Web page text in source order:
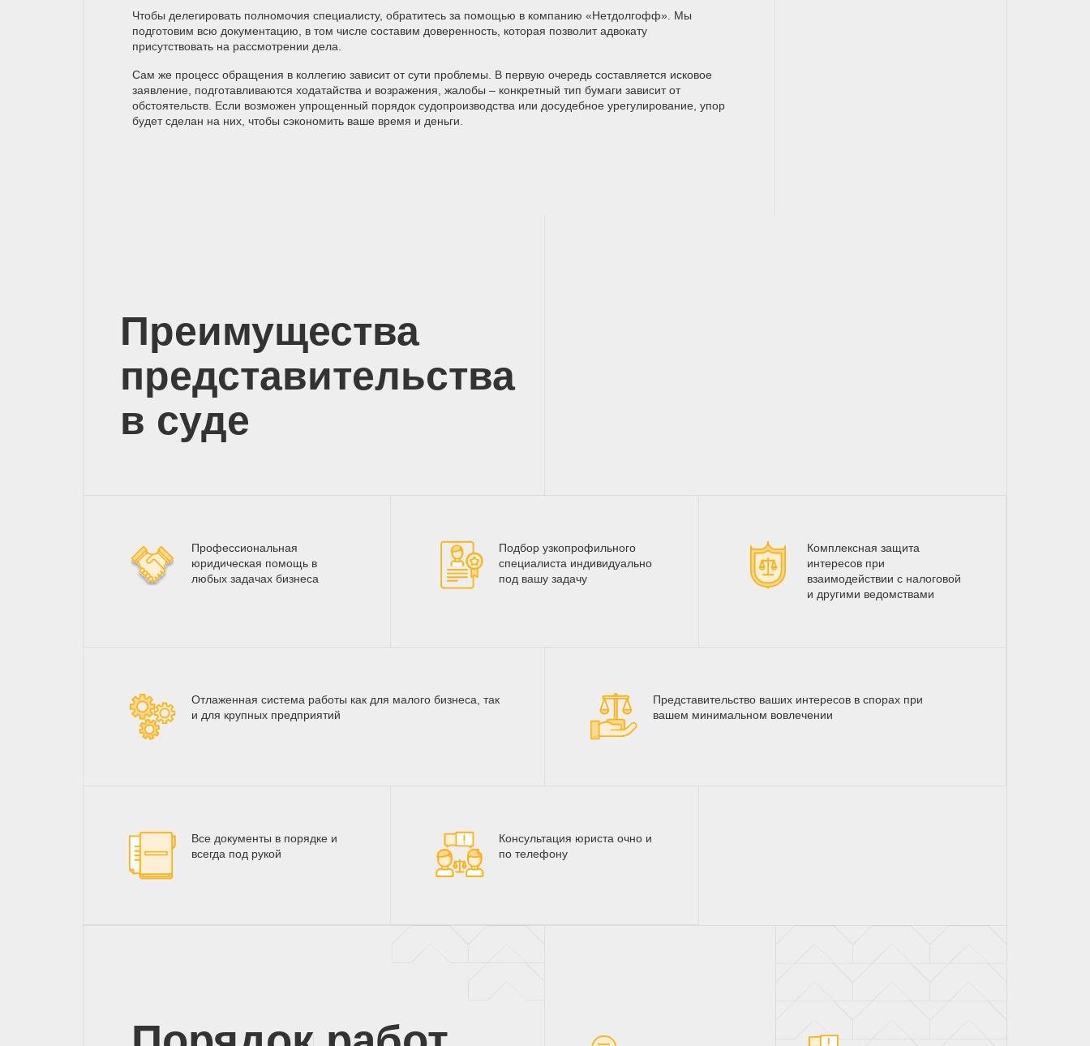
Чтобы делегировать полномочия специалисту, обратитесь за помощью в компанию «Нетдолгофф». Мы
подготовим всю документацию, в том числе составим доверенность, которая позволит адвокату
присутствовать на рассмотрении дела.
Сам же процесс обращения в коллегию зависит от сути проблемы. В первую очередь составляется исковое
заявление, подготавливаются ходатайства и возражения, жалобы – конкретный тип бумаги зависит от
обстоятельств. Если возможен упрощенный порядок судопроизводства или досудебное урегулирование, упор
будет сделан на них, чтобы сэкономить ваше время и деньги.
Преимущества
представительства
в суде
Профессиональная
юридическая помощь в
любых задачах бизнеса
Подбор узкопрофильного
специалиста индивидуально
под вашу задачу
Комплексная защита
интересов при
взаимодействии с налоговой
и другими ведомствами
Отлаженная система работы как для малого бизнеса, так
и для крупных предприятий
Представительство ваших интересов в спорах при
вашем минимальном вовлечении
Все документы в порядке и
всегда под рукой
Консультация юриста очно и
по телефону